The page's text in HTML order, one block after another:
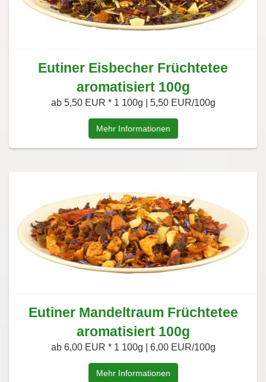
Eutiner Eisbecher Früchtetee
aromatisiert 100g
ab 5,50 EUR * 1 100g | 5,50 EUR/100g
Mehr Informationen
Eutiner Mandeltraum Früchtetee
aromatisiert 100g
ab 6,00 EUR * 1 100g | 6,00 EUR/100g
Mehr Informationen